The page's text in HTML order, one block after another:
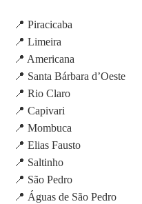
📍 Piracicaba
📍 Limeira
📍 Americana
📍 Santa Bárbara d’Oeste
📍 Rio Claro
📍 Capivari
📍 Mombuca
📍 Elias Fausto
📍 Saltinho
📍 São Pedro
📍 Águas de São Pedro